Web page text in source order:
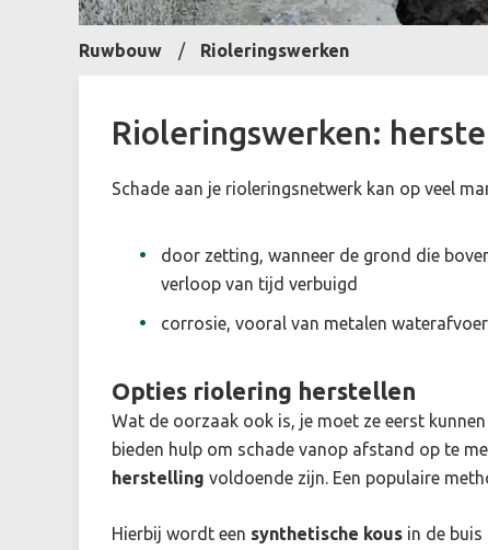
Ruwbouw Rioleringswerken
Rioleringswerken:
Schade aan je rioleringsnetwerk kan op veel
door zetting, wanneer de grond die
verloop van tijd verbuigd
corrosie, vooral van metalen waterafvoer
Opties riolering herstellen
Wat de oorzaak ook is, je moet ze eerst
bieden hulp om schade vanop afstand op te
herstelling voldoende zijn. Een populaire
Hierbij wordt een synthetische kous in de